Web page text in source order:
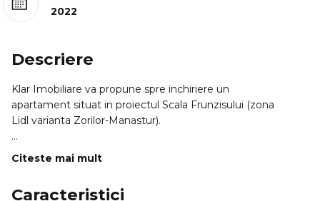
2022
Descriere
Klar Imobiliare va propune spre inchiriere un
apartament situat in proiectul Scala Frunzisului (zona
Lidl varianta Zorilor-Manastur).
Apartamentul se afla la etajul 14 din 15 si are o suprafata
Citeste mai mult
Caracteristici